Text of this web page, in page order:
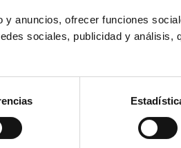
anuncios, ofrecer funciones
sociales, publicidad y análisis,